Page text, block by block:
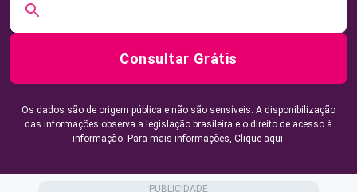
Consultar Grátis
Os dados são de origem pública e não são sensíveis. A disponibilização
das informações observa a legislação brasileira e o direito de acesso à
informação. Para mais informações, Clique aqui.